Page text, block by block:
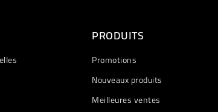
PRODUITS
Promotions
Nouveaux produits
Meilleures ventes